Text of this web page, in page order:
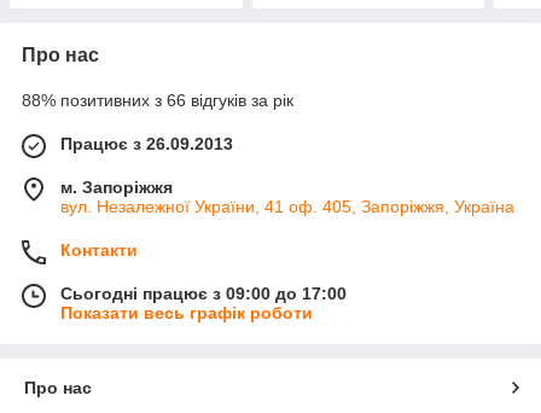
Про нас
88% позитивних з 66 відгуків за рік
Працює з 26.09.2013
м. Запоріжжя
вул. Незалежної України, 41 оф. 405, Запоріжжя, Україна
Контакти
Сьогодні працює з 09:00 до 17:00
Показати весь графік роботи
Про нас